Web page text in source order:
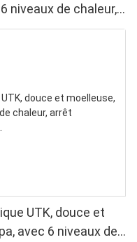
niveaux de chaleur,
UTK, douce et
avec 6 niveaux de